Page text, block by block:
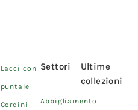
Lacci con
puntale
Cordini
Settori
Abbigliamento
Ultime
collezioni